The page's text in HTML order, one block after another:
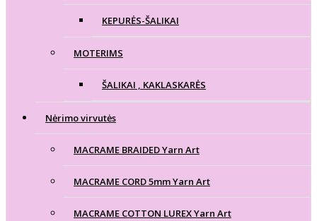
KEPURĖS-ŠALIKAI
MOTERIMS
ŠALIKAI , KAKLASKARĖS
Nėrimo virvutės
MACRAME BRAIDED Yarn Art
MACRAME CORD 5mm Yarn Art
MACRAME COTTON LUREX Yarn Art